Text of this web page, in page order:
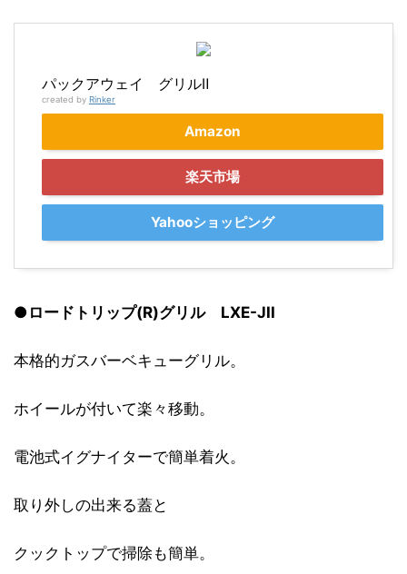
パックアウェイ グリルⅡ
created by Rinker
Amazon
楽天市場
Yahooショッピング
● ロードトリップ(R)グリル LXE-JII
本格的ガスバーベキューグリル。
ホイールが付いて楽々移動。
電池式イグナイターで簡単着火。
取り外しの出来る蓋と
クックトップで掃除も簡単。